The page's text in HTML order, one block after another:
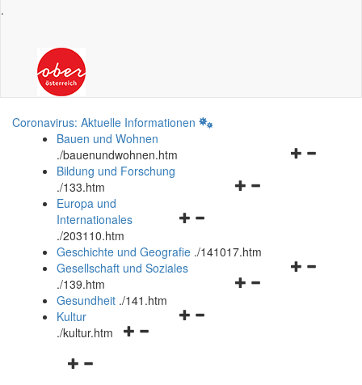
.
Coronavirus: Aktuelle Informationen
Bauen und Wohnen
./bauenundwohnen.htm
Navigationsmenü
Bildung und Forschung
./133.htm
Navigationsmenü
und
schließen
Europa und
Internationales
./203110.htm
Geschichte und Geografie ./141017.htm
Navigationsmenü
Gesellschaft und Soziales
./139.htm
Navigationsmenü
Gesundheit ./141.htm
Navigationsmenü
Kultur
./kultur.htm
Navigationsmenü